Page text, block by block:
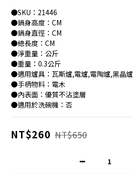
●SKU：21446
●鍋身高度：CM
●鍋身直徑：CM
●總長度：CM
●淨重量：公斤
●重量：0.3公斤
●適用爐具：瓦斯爐,電爐,電陶爐,黑晶爐
●手柄物料：電木
●內表面：優質不沾塗層
●適用於洗碗機：否
NT$260 NT$650